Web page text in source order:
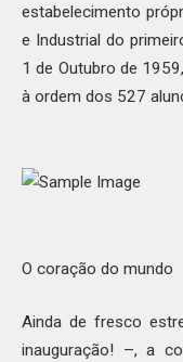
estabelecimento
e Industrial do
1 de Outubro de
à ordem dos 527
O coração do mundo
Ainda de fresco
inauguração! –, a